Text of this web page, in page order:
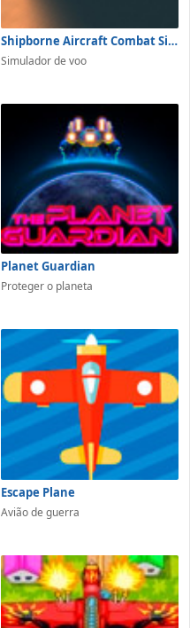
Shipborne Aircraft Combat Simulator
Simulador de voo
Planet Guardian
Proteger o planeta
Escape Plane
Avião de guerra